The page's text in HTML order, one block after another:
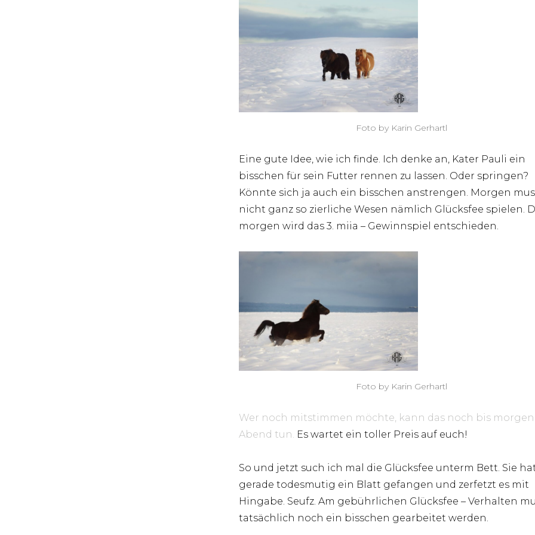
Foto by Karin Gerhartl
Eine gute Idee, wie ich finde. Ich denke an, Kater Pauli ein
bisschen für sein Futter rennen zu lassen. Oder springen?
Könnte sich ja auch ein bisschen anstrengen. Morgen
nicht ganz so zierliche Wesen nämlich Glücksfee spielen.
morgen wird das 3. miia – Gewinnspiel entschieden.
Foto by Karin Gerhartl
Wer noch mitstimmen möchte, kann das noch bis morgen
Abend tun. Es wartet ein toller Preis auf euch!
So und jetzt such ich mal die Glücksfee unterm Bett. Sie
gerade todesmutig ein Blatt gefangen und zerfetzt es mit
Hingabe. Seufz. Am gebührlichen Glücksfee – Verhalten
tatsächlich noch ein bisschen gearbeitet werden.